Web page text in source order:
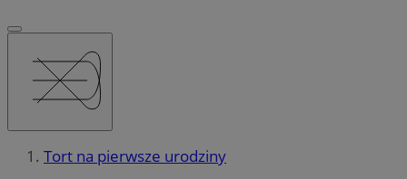
Tort na pierwsze urodziny